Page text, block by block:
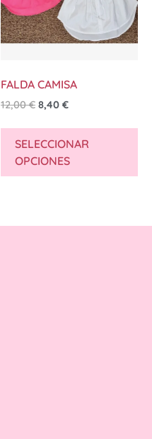
FALDA CAMISA
12,00€ 8,40 €
SELECCIONAR
OPCIONES